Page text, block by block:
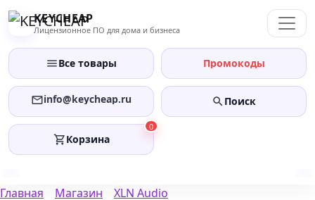
Перейти
KEYCHEAP
Лицензионное ПО для дома и бизнеса
Все товары Промокоды
info@keycheap.ru Поиск
0
Корзина
Главная Магазин XLN Audio